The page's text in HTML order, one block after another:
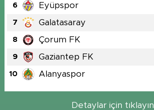
6 Eyüpspor
7 Galatasaray
8 Çorum FK
9 Gaziantep FK
10 Alanyaspor
Detaylar için tıklayın